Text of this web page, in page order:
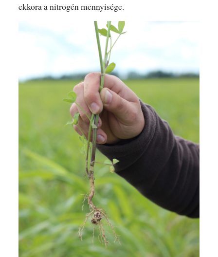
ekkora a nitrogén mennyisége.